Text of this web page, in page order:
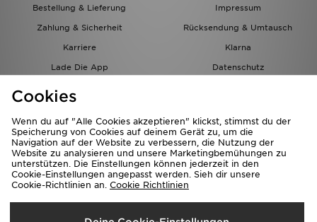
Bestellung & Lieferung
Impressum
Zahlung & Sicherheit
Rücksendung & Umtausch
Karriere
Klarna
Lade Die App
Datenschutz
Lieferung Nach
Cookies
Wenn du auf "Alle Cookies akzeptieren" klickst, stimmst du der
Speicherung von Cookies auf deinem Gerät zu, um die
Navigation auf der Website zu verbessern, die Nutzung der
Website zu analysieren und unsere Marketingbemühungen zu
unterstützen. Die Einstellungen können jederzeit in den
Cookie-Einstellungen angepasst werden. Sieh dir unsere
Cookie-Richtlinien an. Cookie Richtlinien